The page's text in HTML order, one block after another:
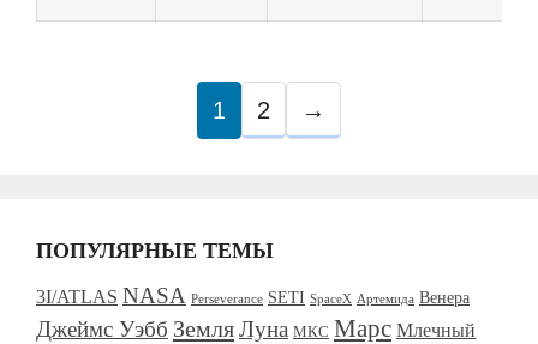
1 2 →
ПОПУЛЯРНЫЕ ТЕМЫ
3I/ATLAS NASA Perseverance SETI SpaceX Артемида Венера
Джеймс Уэбб ЗемляЛуна МКС Марс Млечный